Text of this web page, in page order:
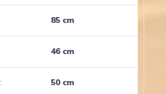
85 cm
46 cm
50 cm